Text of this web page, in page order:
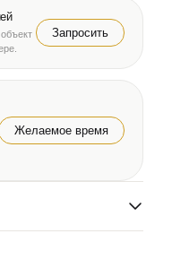
Запросить
Желаемое время